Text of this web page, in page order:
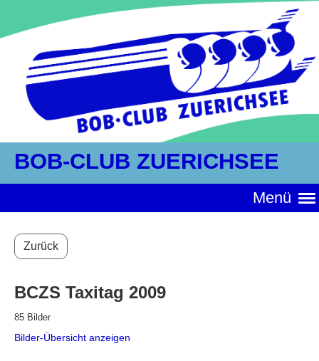
BOB-CLUB ZUERICHSEE
Menü
Zurück
BCZS Taxitag 2009
85 Bilder
Bilder-Übersicht anzeigen